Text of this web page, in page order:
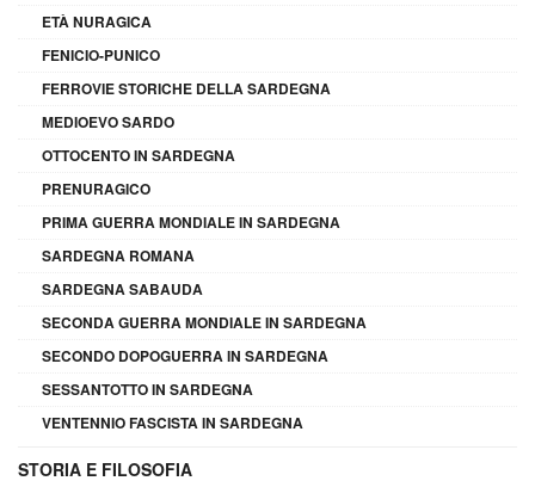
ETÀ NURAGICA
FENICIO-PUNICO
FERROVIE STORICHE DELLA SARDEGNA
MEDIOEVO SARDO
OTTOCENTO IN SARDEGNA
PRENURAGICO
PRIMA GUERRA MONDIALE IN SARDEGNA
SARDEGNA ROMANA
SARDEGNA SABAUDA
SECONDA GUERRA MONDIALE IN SARDEGNA
SECONDO DOPOGUERRA IN SARDEGNA
SESSANTOTTO IN SARDEGNA
VENTENNIO FASCISTA IN SARDEGNA
STORIA E FILOSOFIA